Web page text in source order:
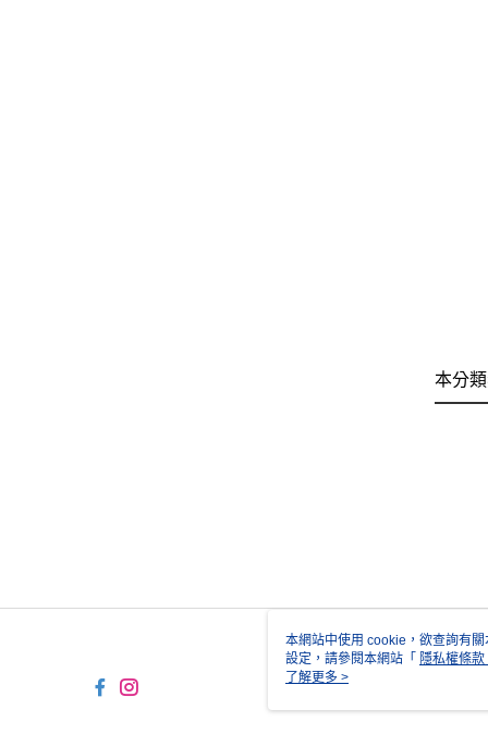
本分
本網站中使用 cookie，欲查詢有
設定，請參閱本網站「 隱私權條款
使用 cookie。
了解更多 >